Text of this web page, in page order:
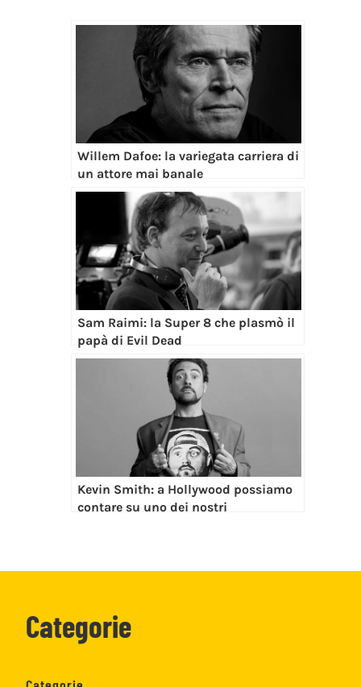
Willem Dafoe: la variegata carriera di
un attore mai banale
Sam Raimi: la Super 8 che plasmò il
papà di Evil Dead
Kevin Smith: a Hollywood possiamo
contare su uno dei nostri
Categorie